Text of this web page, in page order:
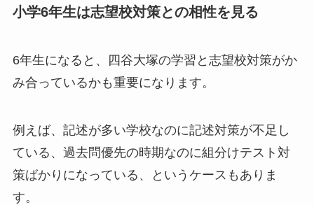
小学6年生は志望校対策との相性を見る
6年生になると、四谷大塚の学習と志望校対策がか
み合っているかも重要になります。
例えば、記述が多い学校なのに記述対策が不足し
ている、過去問優先の時期なのに組分けテスト対
策ばかりになっている、というケースもありま
す。